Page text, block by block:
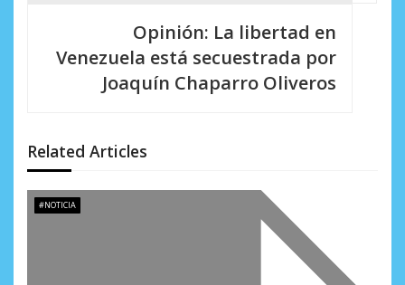
d
e
e
Opinión: La libertad en
Venezuela está secuestrada por
Joaquín Chaparro Oliveros
Related Articles
#NOTICIA